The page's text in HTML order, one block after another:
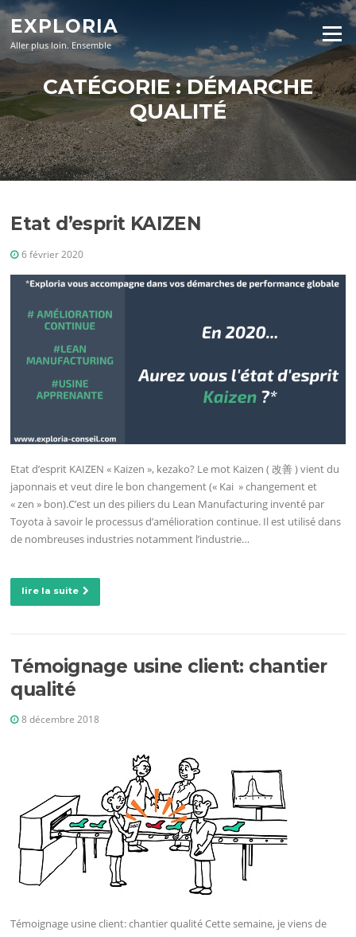
Aller
contenu
EXPLORIA
Aller plus loin. Ensemble
Menu
CATÉGORIE :DÉMARCHE
QUALITÉ
Etat d’esprit KAIZEN
6 février 2020
Etat d’esprit KAIZEN « Kaizen », kezako? Le mot Kaizen ( 改善 ) vient du
japonnais et veut dire le bon changement (« Kai » changement et
« zen » bon).C’est un des piliers du Lean Manufacturing inventé par
Toyota à savoir le processus d’amélioration continue. Il est utilisé dans
de nombreuses industries notamment l’industrie…
lire la suite
Témoignage usine client: chantier
qualité
8 décembre 2018
Témoignage usine client: chantier qualité Cette semaine, je viens de